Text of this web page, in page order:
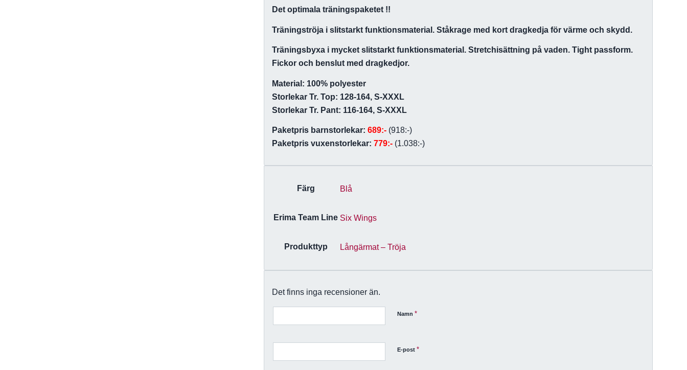
Det optimala träningspaketet !!
Träningströja i slitstarkt funktionsmaterial. Ståkrage med kort dragkedja för värme och skydd.
Träningsbyxa i mycket slitstarkt funktionsmaterial. Stretchisättning på vaden. Tight passform.
Fickor och benslut med dragkedjor.
Material: 100% polyester
Storlekar Tr. Top: 128-164, S-XXXL
Storlekar Tr. Pant: 116-164, S-XXXL
Paketpris barnstorlekar:689:- (918:-)
Paketpris vuxenstorlekar:779:- (1.038:-)
Färg Blå
Erima Team Line Six Wings
Produkttyp Långärmat – Tröja
Det finns inga recensioner än.
Namn*
E-post*